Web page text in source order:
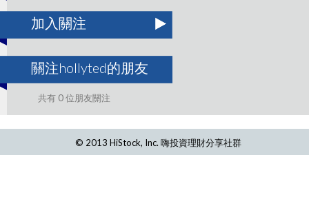
加入關注
關注hollyted的朋友
共有 0 位朋友關注
© 2013 HiStock, Inc. 嗨投資理財分享社群